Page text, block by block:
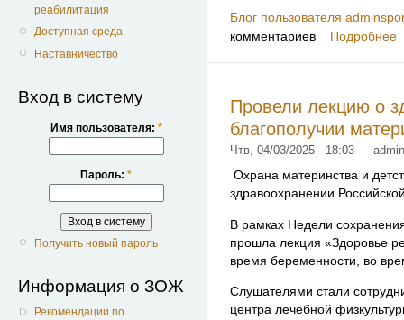
реабилитация
Доступная среда
Наставничество
Вход в систему
Имя пользователя: *
Пароль: *
Получить новый пароль
Информация о ЗОЖ
Рекомендации по
Блог пользователя
комментариев
Подробнее
Провели лекцию о
благополучии
Чтв, 04/03/2025 - 18:03 —
Охрана материнства и
здравоохранении
В рамках Недели
прошла лекция «Здоровье
время беременности, во
Слушателями стали
центра лечебной